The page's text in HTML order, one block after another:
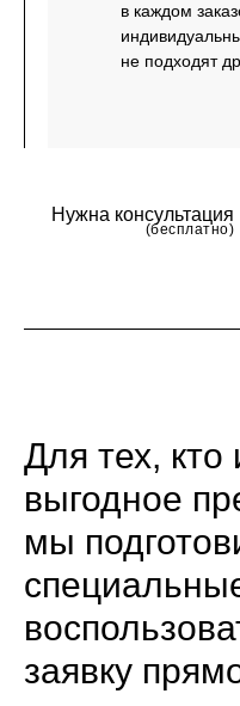
Нужна консультация
(бесплатно)
в каждом
не подходят
Для тех,
выгодное
мы
заявку